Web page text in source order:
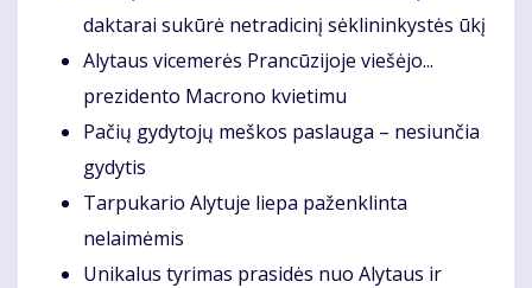
daktarai sukūrė netradicinį sėklininkystės ūkį
Alytaus vicemerės Prancūzijoje viešėjo...
prezidento Macrono kvietimu
Pačių gydytojų meškos paslauga – nesiunčia
gydytis
Tarpukario Alytuje liepa paženklinta
nelaimėmis
Unikalus tyrimas prasidės nuo Alytaus ir